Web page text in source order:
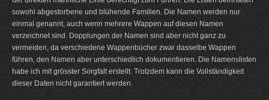
sowohl abgestorbene und blühende Familien. Die Namen werden nur
einmal genannt, auch wenn mehrere Wappen auf diesen Namen
verzeichnet sind. Dopplungen der Namen sind aber nicht ganz zu
vermeiden, da verschiedene Wappenbücher zwar dasselbe Wappen
führen, den Namen aber unterschiedlich dokumentieren. Die Namenslisten
habe ich mit grösster Sorgfalt erstellt. Trotzdem kann die Vollständigkeit
dieser Daten nicht garantiert werden.